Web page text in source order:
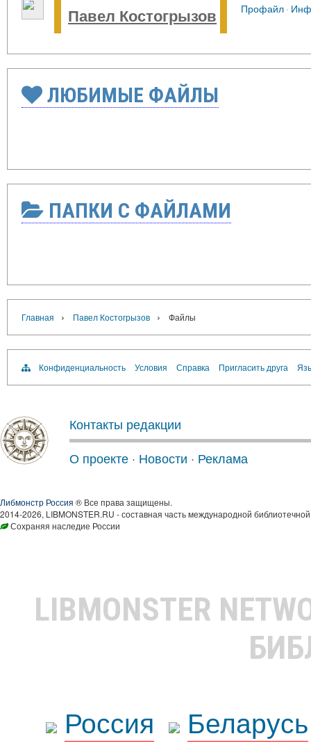
Павел Костогрызов Профайл·
ЛЮБИМЫЕ ФАЙЛЫ
ПАПКИ С ФАЙЛАМИ
Главная › Павел Костогрызов › Файлы
Конфиденциальность Условия Справка Пригласить друга
Контакты редакции
О проекте · Новости · Реклама
Либмонстр Россия ® Все права защищены.
2014-2026, LIBMONSTER.RU - составная часть международной
Сохраняя наследие России
LIBMONSTER
Россия
Беларусь